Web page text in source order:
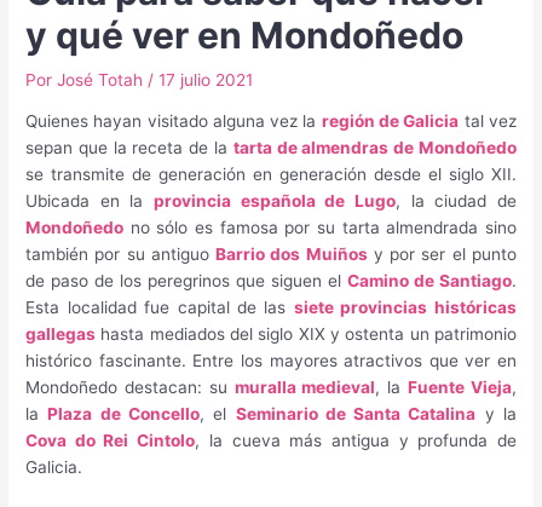
y qué ver en Mondoñedo
PorJosé Totah /17 julio 2021
Quienes hayan visitado alguna vez la región de Galicia tal vez
sepan que la receta de la tarta de almendras de Mondoñedo
se transmite de generación en generación desde el siglo XII.
Ubicada en laprovincia española de Lugo, la ciudad de
Mondoñedo no sólo es famosa por su tarta almendrada sino
también por su antiguoBarrio dos Muiñosy por ser el punto
de paso de los peregrinos que siguen el Camino de Santiago.
Esta localidad fue capital de las siete provincias históricas
gallegas hasta mediados del siglo XIX y ostenta un patrimonio
histórico fascinante. Entre los mayores atractivos que ver en
Mondoñedo destacan: su muralla medieval, laFuente Vieja,
laPlaza de Concello, el Seminario de Santa Catalina y la
Cova do Rei Cintolo, la cueva más antigua y profunda de
Galicia.